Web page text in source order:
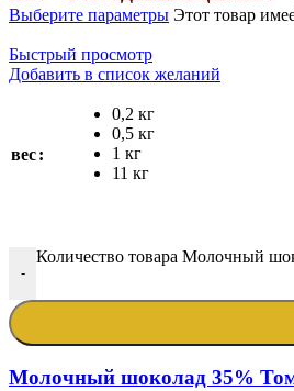
Выберите параметры Этот товар
Быстрый просмотр
Добавить в список желаний
вес
0,2 кг
0,5 кг
1 кг
11 кг
-
Количество товара Молочный
Молочный шоколад 35%